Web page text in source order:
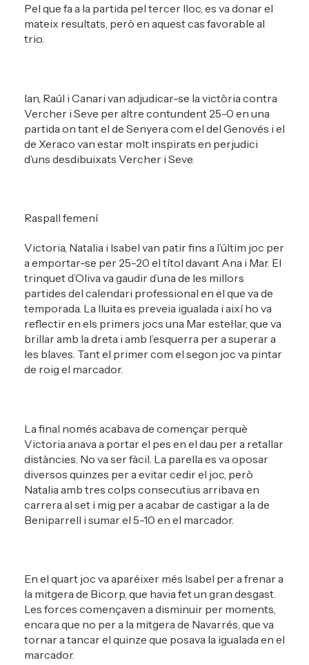
Pel que fa a la partida pel tercer lloc, es va donar el
mateix resultats, però en aquest cas favorable al
trio.
Ian, Raúl i Canari van adjudicar-se la victòria contra
Vercher i Seve per altre contundent 25-0 en una
partida on tant el de Senyera com el del Genovés i el
de Xeraco van estar molt inspirats en perjudici
d’uns desdibuixats Vercher i Seve.
Raspall femení
Victoria, Natalia i Isabel van patir fins a l’últim joc per
a emportar-se per 25-20 el títol davant Ana i Mar. El
trinquet d’Oliva va gaudir d’una de les millors
partides del calendari professional en el que va de
temporada. La lluita es preveia igualada i així ho va
reflectir en els primers jocs una Mar estel·lar, que va
brillar amb la dreta i amb l’esquerra per a superar a
les blaves. Tant el primer com el segon joc va pintar
de roig el marcador.
La final només acabava de començar perquè
Victoria anava a portar el pes en el dau per a retallar
distàncies. No va ser fàcil. La parella es va oposar
diversos quinzes per a evitar cedir el joc, però
Natalia amb tres colps consecutius arribava en
carrera al set i mig per a acabar de castigar a la de
Beniparrell i sumar el 5-10 en el marcador.
En el quart joc va aparéixer més Isabel per a frenar a
la mitgera de Bicorp, que havia fet un gran desgast.
Les forces començaven a disminuir per moments,
encara que no per a la mitgera de Navarrés, que va
tornar a tancar el quinze que posava la igualada en el
marcador.